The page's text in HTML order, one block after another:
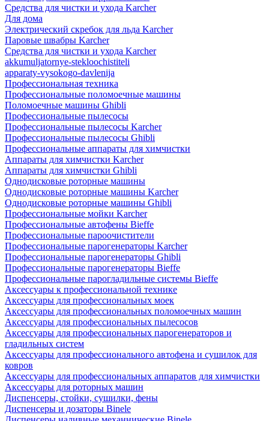
Средства для чистки и ухода Karcher
Для дома
Электрический скребок для льда Karcher
Паровые швабры Karcher
Средства для чистки и ухода Karcher
akkumuljatornye-stekloochistiteli
apparaty-vysokogo-davlenija
Профессиональная техника
Профессиональные поломоечные машины
Поломоечные машины Ghibli
Профессиональные пылесосы
Профессиональные пылесосы Karcher
Профессиональные пылесосы Ghibli
Профессиональные аппараты для химчистки
Аппараты для химчистки Karcher
Аппараты для химчистки Ghibli
Однодисковые роторные машины
Однодисковые роторные машины Karcher
Однодисковые роторные машины Ghibli
Профессиональные мойки Karcher
Профессиональные автофены Bieffe
Профессиональные пароочистители
Профессиональные парогенераторы Karcher
Профессиональные парогенераторы Ghibli
Профессиональные парогенераторы Bieffe
Профессиональные парогладильные системы Bieffe
Аксессуары к профессиональной технике
Аксессуары для профессиональных моек
Аксессуары для профессиональных поломоечных машин
Аксессуары для профессиональных пылесосов
Аксессуары для профессиональных парогенераторов и
гладильных систем
Аксессуары для профессионального автофена и сушилок для
ковров
Аксессуары для профессиональных аппаратов для химчистки
Аксессуары для роторных машин
Диспенсеры, стойки, сушилки, фены
Диспенсеры и дозаторы Binele